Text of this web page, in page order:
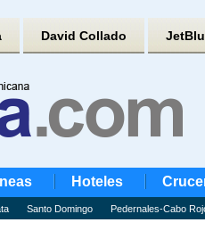
David Collado
Hoteles
Santo Domingo Pedernales-Cabo